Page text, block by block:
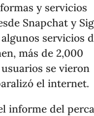
y servicios
Snapchat y
servicios
más de 2,000
se vieron
el internet.
informe del